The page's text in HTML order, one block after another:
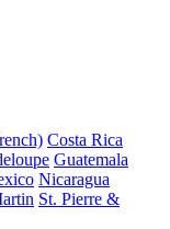
Costa Rica
Guatemala
Nicaragua
St. Pierre &